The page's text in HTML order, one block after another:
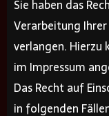
Sie haben das
Verarbeitung
verlangen. Hierzu
im Impressum
Das Recht auf
in folgenden